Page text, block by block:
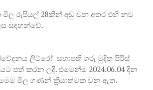
මිල රුපියල් 28කින් අඩු වන අතර එහි නව
සඳහන්වේ.
ලිට්රෝ සභාපති ගරු මුදිත පිරිස්
පත් කරන ලදී. එමෙන්ම 2024.06.04 දින
මෙම මිල ගණන් ක්‍රියාත්මක වනු ඇත.